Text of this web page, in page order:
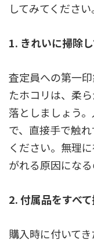
してみてください
1. きれいに掃除
査定員への第一
たホコリは、柔
落としましょう
で、直接手で触
ください。 無理
がれる原因にな
2. 付属品をすべ
購入時に付いて